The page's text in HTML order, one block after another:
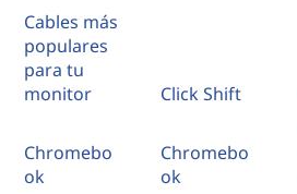
Cables más
populares
para tu
monitor
Click Shift
Chromebo
ok
Chromebo
ok